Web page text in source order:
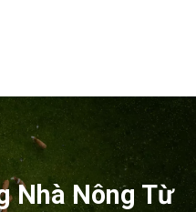
Nhà Nông Từ